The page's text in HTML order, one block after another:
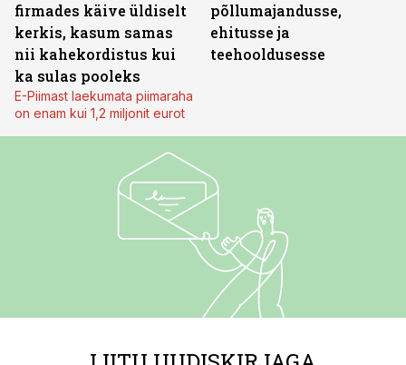
firmades käive üldiselt
kerkis, kasum samas
nii kahekordistus kui
ka sulas pooleks
E-Piimast laekumata piimaraha
on enam kui 1,2 miljonit eurot
põllumajandusse,
ehitusse ja
teehooldusesse